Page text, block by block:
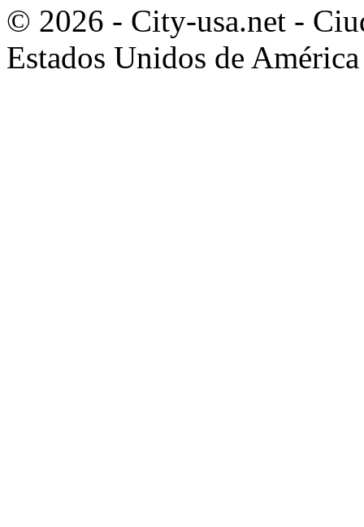
© 2026 - City-usa.net -
Estados Unidos de América